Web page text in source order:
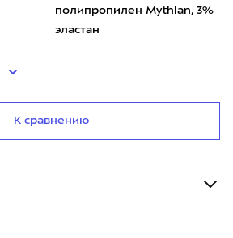
полипропилен Mythlan, 3%
эластан
К сравнению